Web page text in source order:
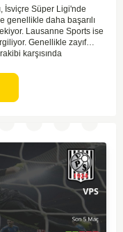
İsviçre Süper Ligi'nde
genellikle daha başarılı
Lausanne Sports ise
Genellikle zayıf
karşısında
yüksek görünüyor.